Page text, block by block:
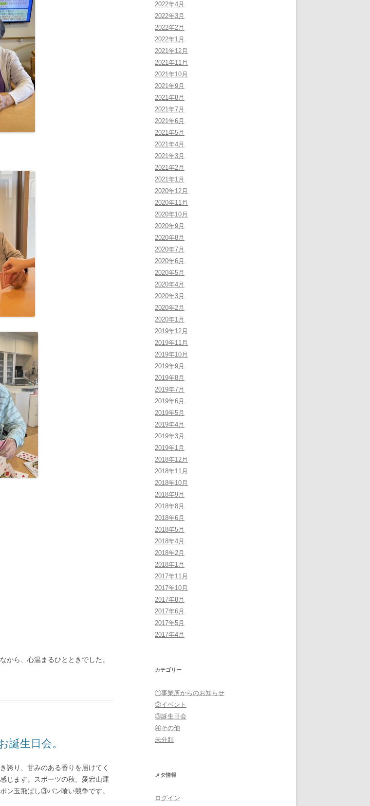
から、心温まるひとときでした。
誕生日会。
誇り、甘みのある香りを届けてく
じます。スポーツの秋、愛宕山運
ン玉飛ばし③パン喰い競争です。
2022年4月
2022年3月
2022年2月
2022年1月
2021年12月
2021年11月
2021年10月
2021年9月
2021年8月
2021年7月
2021年6月
2021年5月
2021年4月
2021年3月
2021年2月
2021年1月
2020年12月
2020年11月
2020年10月
2020年9月
2020年8月
2020年7月
2020年6月
2020年5月
2020年4月
2020年3月
2020年2月
2020年1月
2019年12月
2019年11月
2019年10月
2019年9月
2019年8月
2019年7月
2019年6月
2019年5月
2019年4月
2019年3月
2019年1月
2018年12月
2018年11月
2018年10月
2018年9月
2018年8月
2018年6月
2018年5月
2018年4月
2018年2月
2018年1月
2017年11月
2017年10月
2017年8月
2017年6月
2017年5月
2017年4月
カテゴリー
①事業所からのお知らせ
②イベント
③誕生日会
④その他
未分類
メタ情報
ログイン